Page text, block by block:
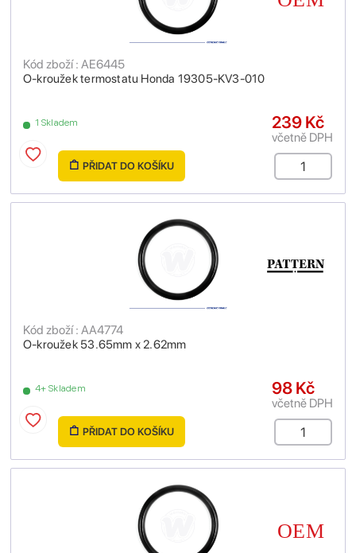
O-kroužek termostatu Honda 19305-KV3-010
Kód zboží : AE6445
1 Skladem 239 Kč
včetně DPH
PŘIDAT DO KOŠÍKU
O-kroužek 53.65mm x 2.62mm
Kód zboží : AA4774
4+ Skladem 98 Kč
včetně DPH
PŘIDAT DO KOŠÍKU